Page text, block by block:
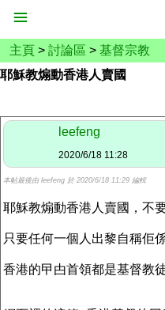
主頁 > 討論區 > 基督宗教
耶穌教煽動香港人賣國
leefeng
2020/6/18 11:28
本帖最後由 leefeng 於 2020/6/18 11:29 編輯
耶穌教煽動香港人賣國，不
只要任何一個人出黎自稱佢
香港的曱甴首領都是基督教